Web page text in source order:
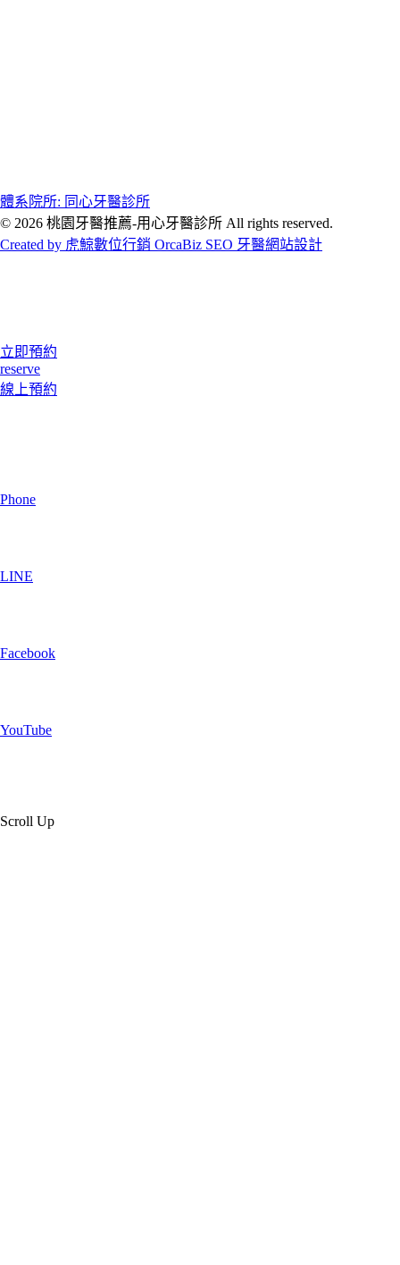
體系院所: 同心牙醫診所
© 2026 桃園牙醫推薦-用心牙醫診所 All rights reserved.
Created by 虎鯨數位行銷 OrcaBiz SEO 牙醫網站設計
立即預約
reserve
線上預約
Phone
LINE
Facebook
YouTube
Scroll Up